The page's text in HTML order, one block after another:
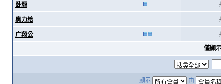
卧龍 一
奥力给 一
广翔公
一
僅顯
顯示 由